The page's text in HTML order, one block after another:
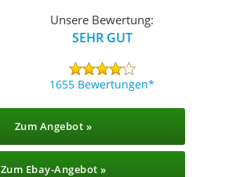
Unsere Bewertung:
SEHR GUT
1655 Bewertungen
Zum Angebot »
Zum Ebay-Angebot »